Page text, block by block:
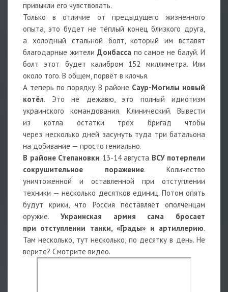
привыкли его чувствовать.
Только в отличие от предыдущего жизненного
опыта, это будет не тёплый конец близкого друга,
а холодный стальной болт, который им вставят
благодарные жители Донбассапо самое не балуй. И
болт этот будет калибром 152 миллиметра. Или
около того. В общем, порвёт в клочья.
А теперь по порядку. В районе Саур-Могилы новый
котёл. Это не дежавю, это полный идиотизм
украинского командования. Клинический. Вывести
из котла остатки трёх бригад чтобы
через несколько дней засунуть туда три батальона
на добивание — просто гениально.
В районе Степановки 13-14 августа ВСУ потерпели
сокрушительное поражение. Количество
уничтоженной и оставленной при отступлении
техники — несколько десятков единиц. Потом опять
будут крики, что Россия поставляет ополченцам
оружие. Украинская армия сама бросает
при отступлении танки, «Грады» и артиллерию.
Там несколько, тут несколько, по десятку в день. Не
верите? Смотрите видео.